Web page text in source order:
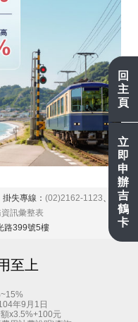
掛失專線： (02)2162-1123
各信
訊彙整表
路399號5樓
至上
年9月1日
x3.5%+100元
回
主
頁
立
即
申
辦
吉
鶴
卡